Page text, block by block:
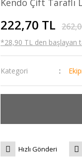
Kendo Çift Taraflı
222,70 TL
*28,90 TL den başlayan
Kategori
Hızlı Gönderi